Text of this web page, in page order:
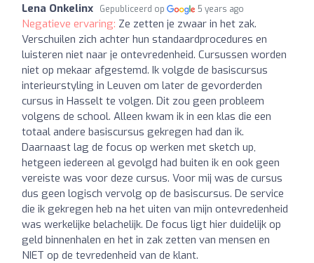
Lena Onkelinx Gepubliceerd op 5 years ago
Negatieve ervaring: Ze zetten je zwaar in het zak.
Verschuilen zich achter hun standaardprocedures en
luisteren niet naar je ontevredenheid. Cursussen worden
niet op mekaar afgestemd. Ik volgde de basiscursus
interieurstyling in Leuven om later de gevorderden
cursus in Hasselt te volgen. Dit zou geen probleem
volgens de school. Alleen kwam ik in een klas die een
totaal andere basiscursus gekregen had dan ik.
Daarnaast lag de focus op werken met sketch up,
hetgeen iedereen al gevolgd had buiten ik en ook geen
vereiste was voor deze cursus. Voor mij was de cursus
dus geen logisch vervolg op de basiscursus. De service
die ik gekregen heb na het uiten van mijn ontevredenheid
was werkelijke belachelijk. De focus ligt hier duidelijk op
geld binnenhalen en het in zak zetten van mensen en
NIET op de tevredenheid van de klant.